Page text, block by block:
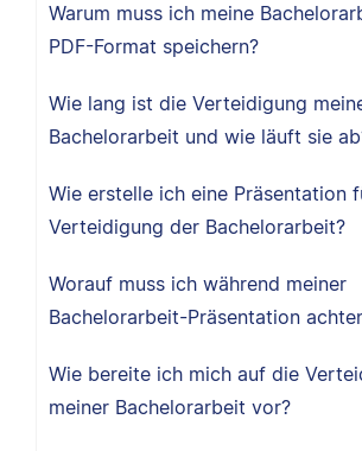
Warum muss ich meine
PDF-Format speichern?
Wie lang ist die Verteidigung
Bachelorarbeit und wie läuft sie
Wie erstelle ich eine Präsentation
Verteidigung der Bachelorarbeit?
Worauf muss ich während meiner
Bachelorarbeit-Präsentation
Wie bereite ich mich auf die
meiner Bachelorarbeit vor?